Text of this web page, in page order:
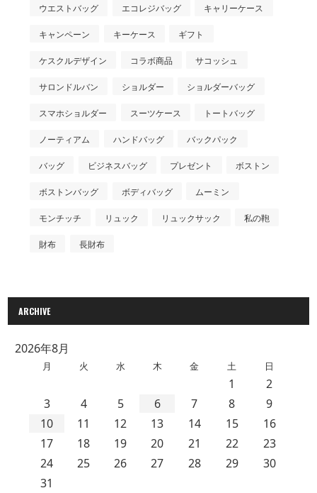
ウエストバッグ エコレジバッグ キャリーケース
キャンペーン キーケース ギフト
ケスクルデザイン コラボ商品 サコッシュ
サロンドルバン ショルダー ショルダーバッグ
スマホショルダー スーツケース トートバッグ
ノーティアム ハンドバッグ バックパック
バッグ ビジネスバッグ プレゼント ボストン
ボストンバッグ ボディバッグ ムーミン
モンチッチ リュック リュックサック 私の鞄
財布 長財布
ARCHIVE
2026年8月
月 火 水 木 金 土 日
1
2
3
4 5 6 7 8
9
10
11 12 13 14 15
16
17
18 19 20 21 22
23
24
25 26 27 28 29
30
31